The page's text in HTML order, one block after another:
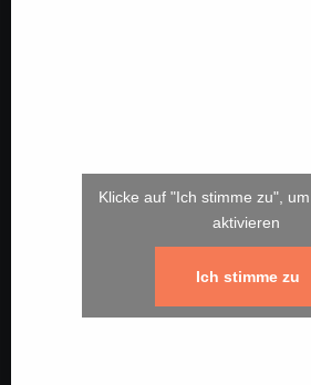
Klicke auf "Ich stimme zu",
aktivieren
Ich stimme zu